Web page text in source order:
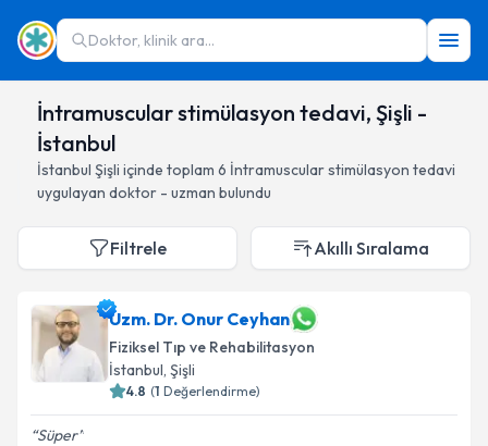
Doktor, klinik ara...
İntramuscular stimülasyon tedavi, Şişli -
İstanbul
İstanbul Şişli içinde toplam 6 İntramuscular stimülasyon tedavi
uygulayan doktor - uzman bulundu
Filtrele Akıllı Sıralama
Uzm. Dr. Onur Ceyhan
Fiziksel Tıp ve Rehabilitasyon
İstanbul, Şişli
4.8 (1 Değerlendirme)
Süper